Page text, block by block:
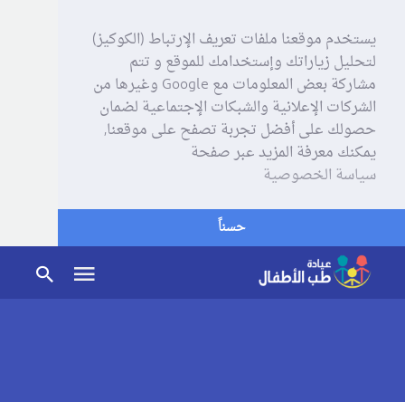
يستخدم موقعنا ملفات تعريف الإرتباط (الكوكيز)
لتحليل زياراتك وإستخدامك للموقع و تتم
مشاركة بعض المعلومات مع Google وغيرها من
الشركات الإعلانية والشبكات الإجتماعية لضمان
حصولك على أفضل تجربة تصفح على موقعنا,
يمكنك معرفة المزيد عبر صفحة
سياسة الخصوصية
حسناً